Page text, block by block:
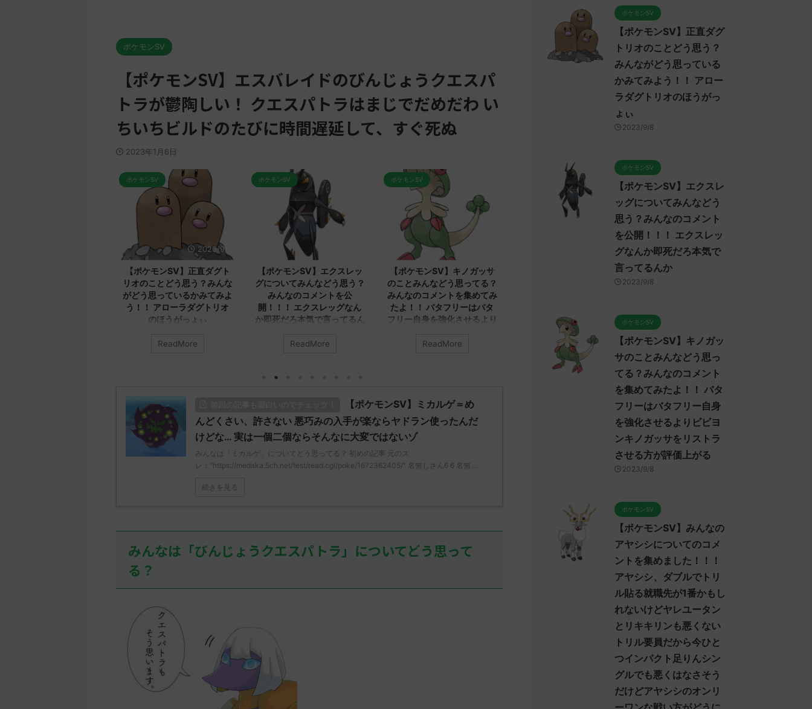
ポケモンSV
【ポケモンSV】エスバレイドのびんじょうクエスパ
トラが鬱陶しい！ クエスパトラはまじでだめだわ い
ちいちビルドのたびに時間遅延して、すぐ死ぬ
2023年1月6日
2023/9/8
【ポケモンSV】正直ダグト
リオのことどう思う？みんな
がどう思っているかみてみよ
う！！ アローラダグトリオ
18:28:06.00ID:O9D7O9iU0 リージ
ダグトリオと同じ種族値で弱くさ
ポケモンSV
【ポケモンSV】エクスレッ
グについてみんなどう思う？
みんなのコメントを公
開！！！ エクスレッグなん
か即死だろ本気で言ってるん
みんなは「エクスレッグ」につい
無しさん0890 0890 名無しさん、
君に決めた！ (ﾜｯﾁｮｲW d56d-
NwUu) 2023/06/28(水)
01:07:00.69ID:oUI00NrJ0 エクス
レッグヘルムかっこいいから助か
る 名無しさん0971 0971 名無しさ
NwUu) 2023/06/28(水 ...
ポケモンSV
【ポケモンSV】キノガッサ
のことみんなどう思ってる？
みんなのコメントを集めてみ
たよ！！ バタフリーはバタ
フリー自身を強化させるより
ラさせる方が評価上がる
/read.cgi/poke/1687575951/" 反
応される人さん0623 0623 名無し
さん、君に決めた！ (ｱｳｱｳｳｰ
Sa69-sI2x) 2023/06/27(火)
08:19:23.39ID:KfVqw9Gna 胞子を
覚え忘れたガッサさんあくびを覚
ポケモンSV
【ポケモンSV】みんなのア
ヤシシについてのコメントを
集めました！！！ アヤシ
シ、ダブルでトリル貼る就職
先が1番かもしれないけどヤ
くないトリル要員だから今ひ
ディプレスさえあればバリア
ラッシュとの組み合わせが面
白くなりそうなんだけど
レ："https://medaka.5ch.net/test
しぶりにヒスイの地に踏み入れ
そこそこいるだろうな… 名無しさ
ポケモンSV
2023/9/7
【ポケモンSV】ポケモンSV
プレイヤーのトゲキッスに対
ではあるけど上取れたら劇的
に有利になれるようなエース
が今は見あたらない全盛期ポ
イヒガッサかトゲキッスが欲
しい
どう思ってる？ 初めの記事 元の
レ："https://medaka.5ch.net/test
される人さん0919 0919 名無しさ
ん、君に決めた！ (ﾃﾃﾝﾃﾝﾃﾝ
MM7f-faBw) 2023/06/01(木)
れてくんないの酷い 反応される人
さん0938 0938 名無しさん、君に
決めた！ (ｽﾌﾟｯｯ Sdbf-EFSw) ...
ReadMore
う思ってる？ 初めの記事 元のス
レ："https://medaka.5ch.net/test
/read.cgi/poke/1687361463/" 反
さん、君に決めた！ (ﾜｯﾁｮｲW
3624-t07I) 2023/06/22(木)
10:46:08.94ID:HKBzC1hY0 マンム
0241 名無しさん、君に決めた！
(ｱｳｱｳｳｰ Sacd-DDVi)
【ポケモンSV】ミカルゲ＝め
んどくさい、許さない 悪巧みの入手が楽ならヤドラン使ったんだ
けどな… 実は一個二個ならそんなに大変ではないゾ
みんなは「ミカルゲ」についてどう思ってる？ 初めの記事 元のス
レ："https://medaka.5ch.net/test/read.cgi/poke/1672362405/" 名無しさん6 6 名無 ...
続きを見る
みんなは「びんじょうクエスパトラ」についてどう思って
る？
ポケモンSV
【ポケモンSV】正直ダグ
トリオのことどう思う？
みんながどう思っている
かみてみよう！！ アロー
ラダグトリオのほうがっ
ょぃ
2023/9/8
ポケモンSV
【ポケモンSV】エクスレ
ッグについてみんなどう
思う？みんなのコメント
を公開！！！ エクスレッ
グなんか即死だろ本気で
言ってるんか
2023/9/8
ポケモンSV
【ポケモンSV】キノガッ
サのことみんなどう思っ
てる？みんなのコメント
を集めてみたよ！！ バタ
フリーはバタフリー自身
を強化させるよりビビヨ
ンキノガッサをリストラ
させる方が評価上がる
2023/9/8
ポケモンSV
【ポケモンSV】みんなの
アヤシシについてのコメ
ントを集めました！！！
アヤシシ、ダブルでトリ
ル貼る就職先が1番かもし
れないけどヤレユータン
とリキキリンも悪くない
トリル要員だから今ひと
つインパクト足りんシン
グルでも悪くはなさそう
だけどアヤシシのオンリ